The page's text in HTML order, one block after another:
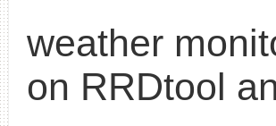
weather
on RRDtool